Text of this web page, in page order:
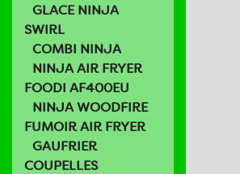
GLACE NINJA
SWIRL
COMBI NINJA
NINJA AIR FRYER
FOODI AF400EU
NINJA WOODFIRE
FUMOIR AIR FRYER
GAUFRIER
COUPELLES